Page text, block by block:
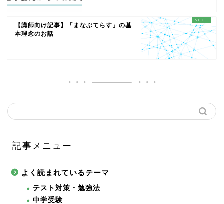
【講師向け記事】「まなぶてらす」の基
本理念のお話
記事メニュー
よく読まれているテーマ
テスト対策・勉強法
中学受験